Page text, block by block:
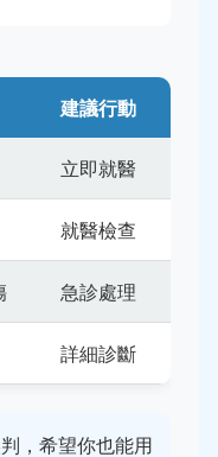
建議行動
立即就醫
就醫檢查
急診處理
詳細診斷
，希望你也能用